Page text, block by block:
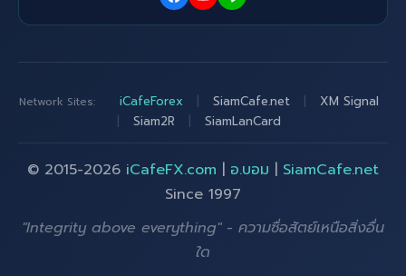
Network Sites: iCafeForex SiamCafe.net
XM Signal
Siam2R SiamLanCard
© 2015-2026 iCafeFX.com | อ.บอม | SiamCafe.net
Since 1997
"Integrity above everything" - ความซื่อสัตย์เหนือสิ่งอื่น
ใด